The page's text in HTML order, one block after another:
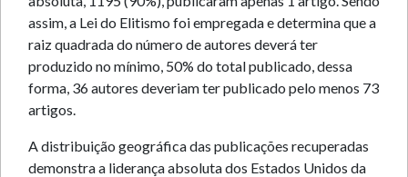
assim, a Lei do Elitismo foi empregada e determina que a
raiz quadrada do número de autores deverá ter
produzido no mínimo, 50% do total publicado, dessa
forma, 36 autores deveriam ter publicado pelo menos 73
artigos.
A distribuição geográfica das publicações recuperadas
demonstra a liderança absoluta dos Estados Unidos da